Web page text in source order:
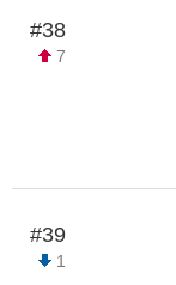
#38
7
#39
1